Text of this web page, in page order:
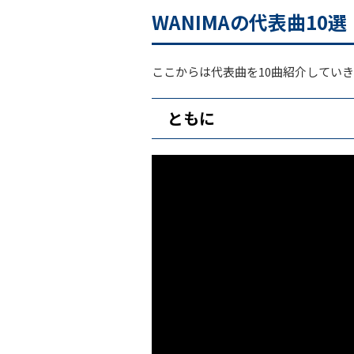
WANIMAの代表曲10選
ここからは代表曲を10曲紹介してい
ともに